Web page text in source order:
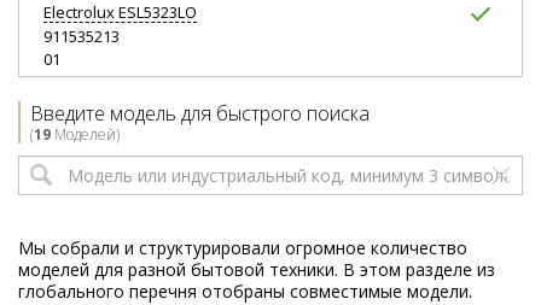
ElectroluxESL5323LO
911535213
01
911535217
02
ElectroluxESL5327LO
00
ElectroluxESL7225RA
Введите модель для быстрого поиска
(19 Моделей)
Мы собрали и структурировали огромное количество
моделей для разной бытовой техники. В этом разделе из
глобального перечня отобраны совместимые модели.